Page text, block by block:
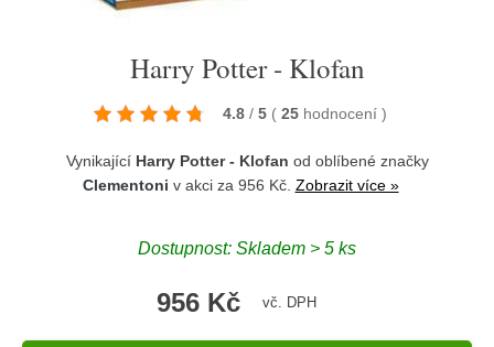
Harry Potter - Klofan
4.8 / 5 ( 25 hodnocení )
Vynikající Harry Potter - Klofan od oblíbené značky
Clementoni v akci za 956 Kč. Zobrazit více »
Dostupnost: Skladem > 5 ks
956 Kč vč. DPH